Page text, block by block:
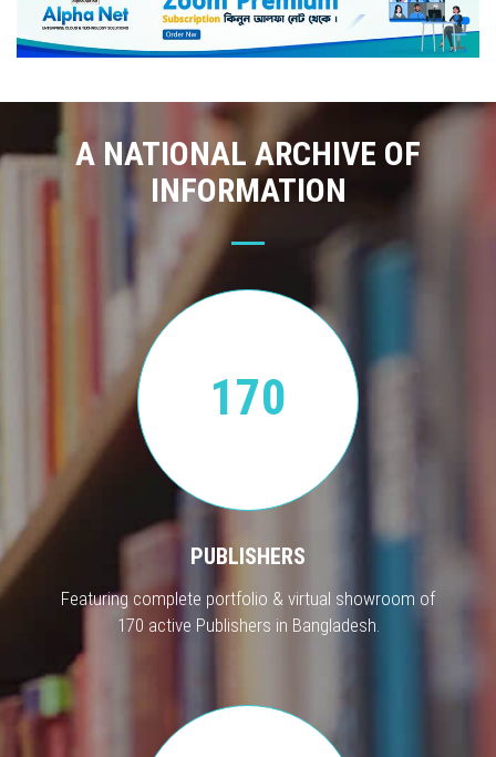
A NATIONAL ARCHIVE OF
INFORMATION
170
PUBLISHERS
Featuring complete portfolio & virtual showroom of
170 active Publishers in Bangladesh.